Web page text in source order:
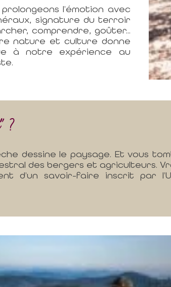
l’émotion avec
signature du terroir
comprendre, goûter...
nature et culture donne
à notre expérience au
?
dessine le paysage. Et vous
des bergers et agriculteurs.
d’un savoir-faire inscrit par